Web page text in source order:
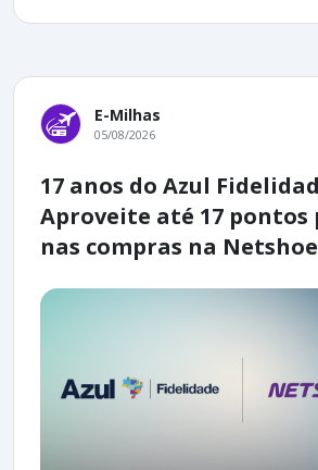
E-Milhas
05/08/2026
17 anos do Azul
Aproveite até 17 pontos
nas compras na